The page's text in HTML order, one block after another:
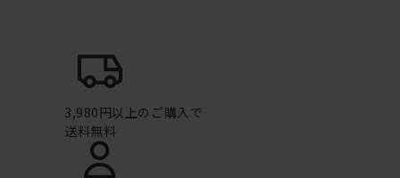
3,980円以上のご購入で
送料無料